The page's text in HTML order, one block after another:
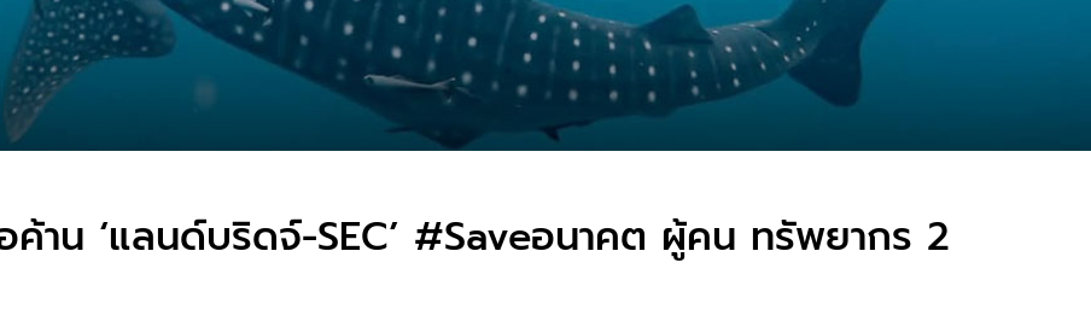
อค้าน ‘แลนด์บริดจ์-SEC’ #Saveอนาคต ผู้คน ทรัพยากร 2